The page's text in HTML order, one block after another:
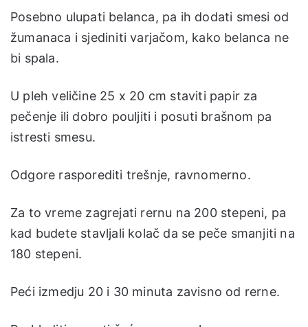
Posebno ulupati belanca, pa ih dodati smesi od
žumanaca i sjediniti varjačom, kako belanca ne
bi spala.
U pleh veličine 25 x 20 cm staviti papir za
pečenje ili dobro pouljiti i posuti brašnom pa
istresti smesu.
Odgore rasporediti trešnje, ravnomerno.
Za to vreme zagrejati rernu na 200 stepeni, pa
kad budete stavljali kolač da se peče smanjiti na
180 stepeni.
Peći izmedju 20 i 30 minuta zavisno od rerne.